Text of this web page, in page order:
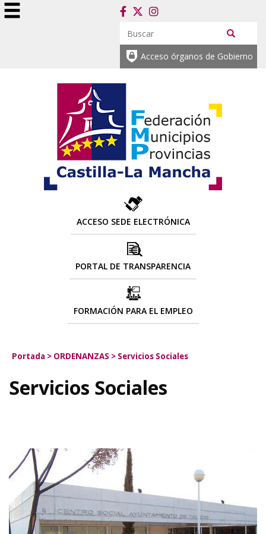
Acceso órganos de Gobierno
ACCESO SEDE ELECTRÓNICA
PORTAL DE TRANSPARENCIA
FORMACIÓN PARA EL EMPLEO
Portada > ORDENANZAS > Servicios Sociales
Servicios Sociales